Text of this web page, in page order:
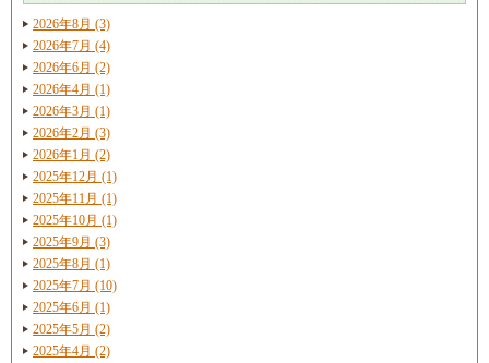
2026年8月 (3)
2026年7月 (4)
2026年6月 (2)
2026年4月 (1)
2026年3月 (1)
2026年2月 (3)
2026年1月 (2)
2025年12月 (1)
2025年11月 (1)
2025年10月 (1)
2025年9月 (3)
2025年8月 (1)
2025年7月 (10)
2025年6月 (1)
2025年5月 (2)
2025年4月 (2)